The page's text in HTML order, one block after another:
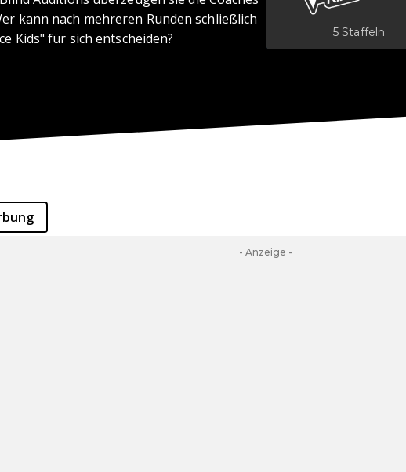
5 Staffeln
kann nach mehreren Runden schließlich
Kids" für sich entscheiden?
- Anzeige -